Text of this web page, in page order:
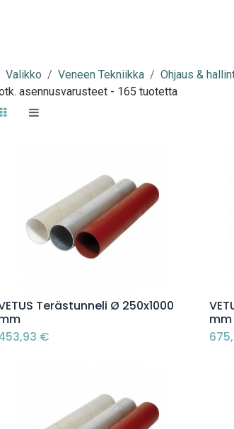
Valikko Veneen Tekniikka Ohjaus &
asennusvarusteet - 165 tuotetta
Lisää ostoskoriin
Terästunneli Ø 250x1000
€
mm